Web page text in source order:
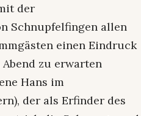
der
Schnupfelfingen allen
einen Eindruck
Abend zu erwarten
Hans im
der als Erfinder des